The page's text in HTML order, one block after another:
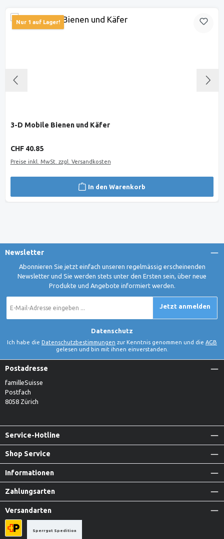
Nur 1 auf Lager!
3-D Mobile Bienen und Käfer
Regulärer Preis:
CHF 40.85
Preise inkl. MwSt. zzgl. Versandkosten
In den Warenkorb
Newsletter
Abonnieren Sie jetzt einfach unseren regelmässig erscheinenden
Newsletter und Sie werden stets unter den Ersten sein, über neue
Produkte und Angebote informiert werden.
Mail-
Jetzt anmelden
Datenschutz
Ich habe die Datenschutzbestimmungen zur Kenntnis genommen und die AGB
gelesen und bin mit ihnen einverstanden.
Postadresse
familleSuisse
Postfach
8058 Zürich
Service-Hotline
Shop Service
Informationen
Zahlungsarten
Versandarten
Sperrgut Spedition